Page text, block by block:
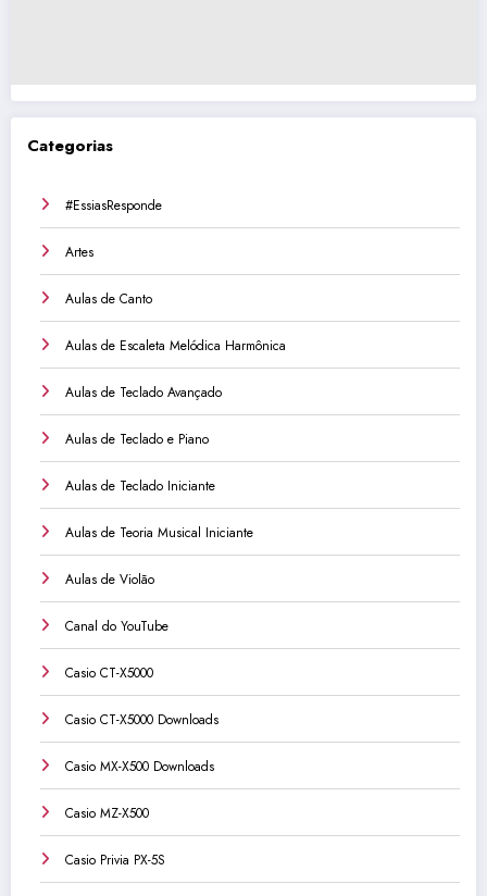
Categorias
#EssiasResponde
Artes
Aulas de Canto
Aulas de Escaleta Melódica Harmônica
Aulas de Teclado Avançado
Aulas de Teclado e Piano
Aulas de Teclado Iniciante
Aulas de Teoria Musical Iniciante
Aulas de Violão
Canal do YouTube
Casio CT-X5000
Casio CT-X5000 Downloads
Casio MX-X500 Downloads
Casio MZ-X500
Casio Privia PX-5S